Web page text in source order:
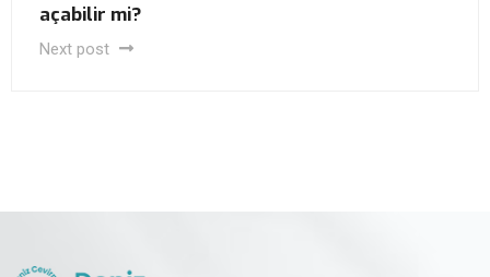
açabilir mi?
Next post